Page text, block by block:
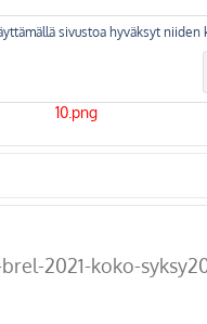
2021-koko-
sivustoa hyväksyt niiden